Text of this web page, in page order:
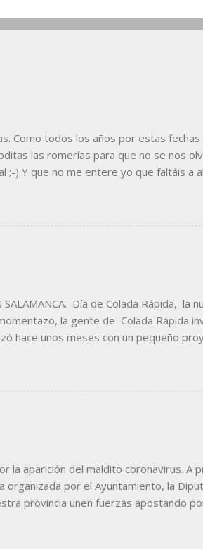
Como todos los años por estas
las romerías para que no se nos
) Y que no me entere yo que faltáis a
alguno ya lo ha hecho), ya sabéis, por
Día de Colada Rápida, la
la gente de Colada Rápida
hace unos meses con un pequeño
el nombre decidido, el primer paso
Tras el logo, el momento de
la aparición del maldito coronavirus. A
por el Ayuntamiento, la
provincia unen fuerzas apostando
los usuarios del metro, en un intento